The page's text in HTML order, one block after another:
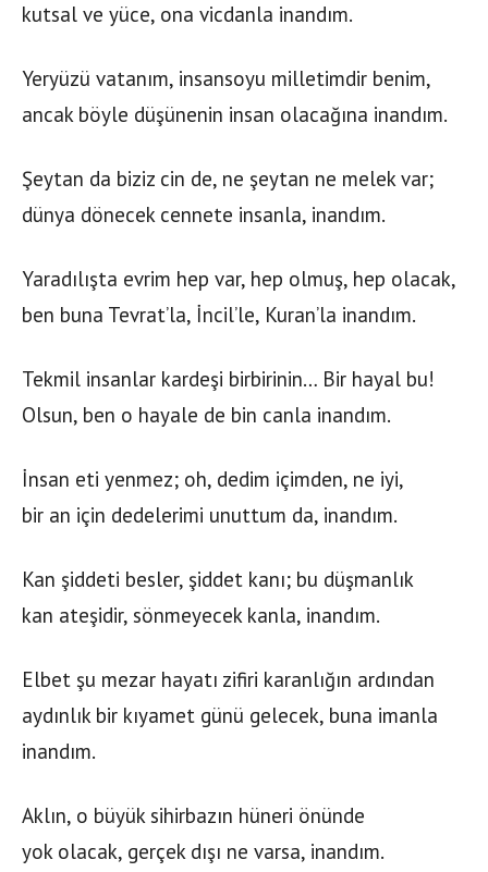
kutsal ve yüce, ona vicdanla inandım.
Yeryüzü vatanım, insansoyu milletimdir benim,
ancak böyle düşünenin insan olacağına inandım.
Şeytan da biziz cin de, ne şeytan ne melek var;
dünya dönecek cennete insanla, inandım.
Yaradılışta evrim hep var, hep olmuş, hep olacak,
ben buna Tevrat’la, İncil’le, Kuran’la inandım.
Tekmil insanlar kardeşi birbirinin… Bir hayal bu!
Olsun, ben o hayale de bin canla inandım.
İnsan eti yenmez; oh, dedim içimden, ne iyi,
bir an için dedelerimi unuttum da, inandım.
Kan şiddeti besler, şiddet kanı; bu düşmanlık
kan ateşidir, sönmeyecek kanla, inandım.
Elbet şu mezar hayatı zifiri karanlığın ardından
aydınlık bir kıyamet günü gelecek, buna imanla
inandım.
Aklın, o büyük sihirbazın hüneri önünde
yok olacak, gerçek dışı ne varsa, inandım.